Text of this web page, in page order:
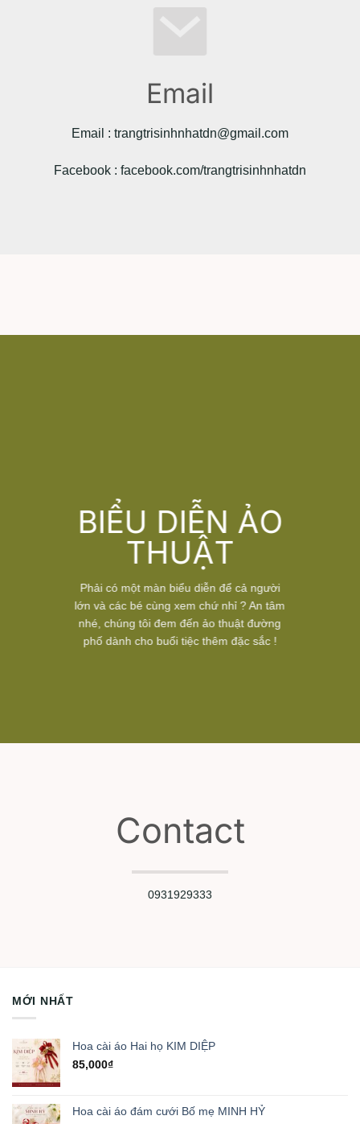
Email
Email : trangtrisinhnhatdn@gmail.com
Facebook : facebook.com/trangtrisinhnhatdn
BIỂU DIỄN ẢO
THUẬT
Phải có một màn biểu diễn để cả người
lớn và các bé cùng xem chứ nhỉ ? An tâm
nhé, chúng tôi đem đến ảo thuật đường
phố dành cho buổi tiệc thêm đặc sắc !
Contact
0931929333
MỚI NHẤT
Hoa cài áo Hai họ KIM DIỆP
85,000₫
Hoa cài áo đám cưới Bố mẹ MINH HỶ